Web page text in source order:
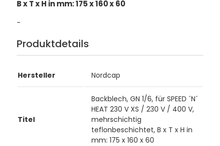
B x T x H in mm: 175 x 160 x 60
-
Produktdetails
Hersteller Nordcap
Titel
Backblech, GN 1/6, für SPEED ´N´
HEAT 230 V XS / 230 V / 400 V,
mehrschichtig
teflonbeschichtet, B x T x H in
mm: 175 x 160 x 60